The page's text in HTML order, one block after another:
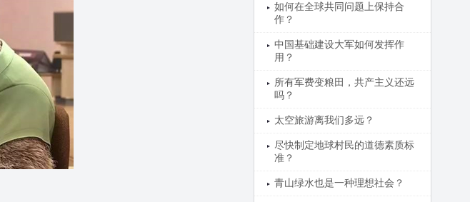
如何在全球共同问题上保持合
作？
中国基础建设大军如何发挥作
用？
所有军费变粮田，共产主义还远
吗？
太空旅游离我们多远？
尽快制定地球村民的道德素质标
准？
青山绿水也是一种理想社会？